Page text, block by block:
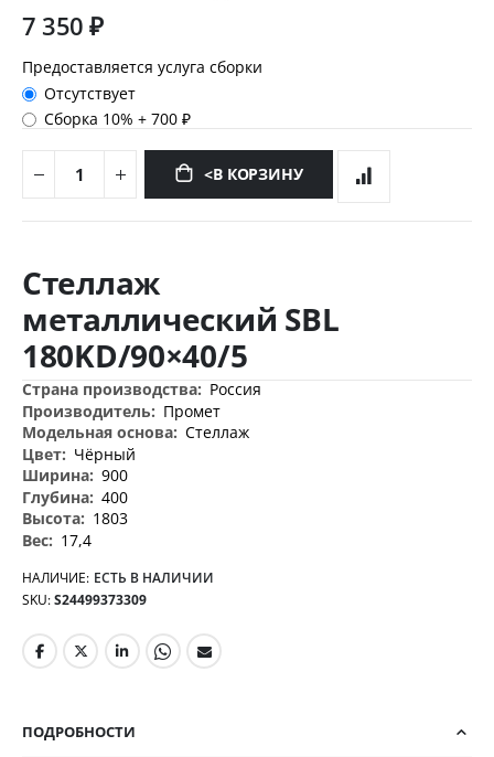
7 350 ₽
Предоставляется услуга сборки
Отсутствует
Сборка 10%+700 ₽
<В КОРЗИНУ
началу
изображений
Стеллаж
металлический SBL
180KD/90×40/5
Дополнительная
информация
Россия
Промет
Стеллаж
Чёрный
900
400
1803
17,4
НАЛИЧИЕ: ЕСТЬ В НАЛИЧИИ
SKU S24499373309
ПОДРОБНОСТИ